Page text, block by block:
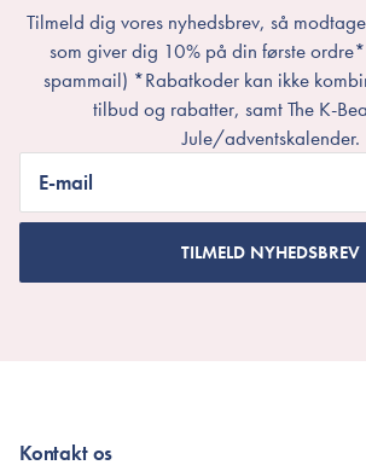
Tilmeld dig vores nyhedsbrev, så
som giver dig 10% på din første
spammail) *Rabatkoder kan ikke
tilbud og rabatter, samt The K-
Jule/adventskalender.
E-mail
TILMELD NYHEDSBREV
Kontakt os